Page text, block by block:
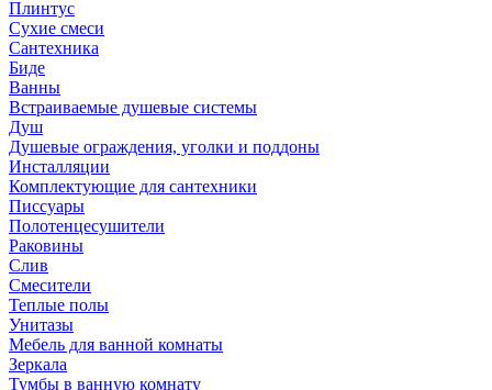
Плинтус
Сухие смеси
Сантехника
Биде
Ванны
Встраиваемые душевые системы
Душ
Душевые ограждения, уголки и поддоны
Инсталляции
Комплектующие для сантехники
Писсуары
Полотенцесушители
Раковины
Слив
Смесители
Теплые полы
Унитазы
Мебель для ванной комнаты
Зеркала
Тумбы в ванную комнату